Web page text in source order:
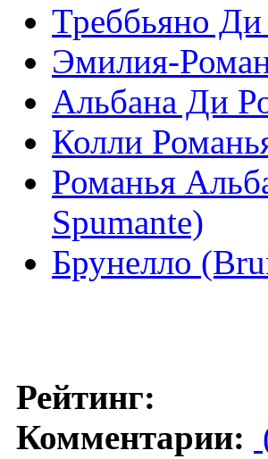
Треббьяно
Эмилия-
Альбана Ди
Колли
Романья
Spumante)
Брунелло
Рейтинг:
Комментарии: